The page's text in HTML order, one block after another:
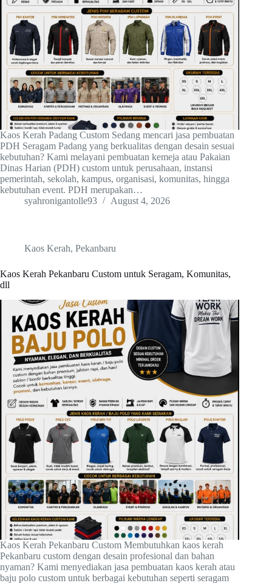
Kaos Kerah Padang Custom Sedang mencari jasa pembuatan
PDH Seragam Padang yang berkualitas dengan desain sesuai
kebutuhan? Kami melayani pembuatan kemeja atau Pakaian
Dinas Harian (PDH) custom untuk perusahaan, instansi
pemerintah, sekolah, kampus, organisasi, komunitas, hingga
kebutuhan event. PDH merupakan…
syahronigantolle93
August 4, 2026
Kaos Kerah, Pekanbaru
Kaos Kerah Pekanbaru Custom untuk Seragam, Komunitas,
dll
Kaos Kerah Pekanbaru Custom Membutuhkan kaos kerah
Pekanbaru custom dengan desain profesional dan bahan
nyaman? Kami menyediakan jasa pembuatan kaos kerah atau
baju polo custom untuk berbagai kebutuhan seperti seragam